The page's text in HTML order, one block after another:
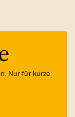
Folie
Nur für kurze